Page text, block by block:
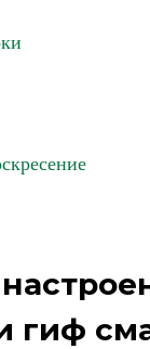
гиф